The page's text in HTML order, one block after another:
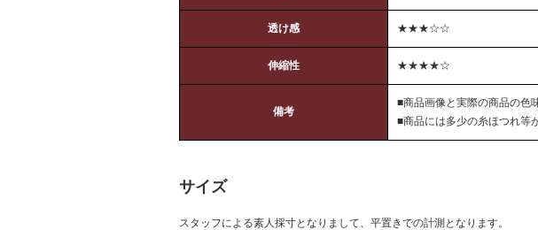
透け感 ★★★☆☆
伸縮性 ★★★★☆
備考
■商品画像と実際の商品の色
■商品には多少の糸ほつれ等
サイズ
スタッフによる素人採寸となりまして、平置きでの計測となります。